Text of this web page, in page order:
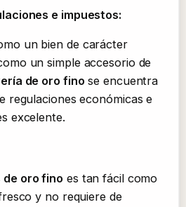
e impuestos:
un bien de carácter
un simple accesorio de
de oro fino se encuentra
regulaciones económicas e
excelente.
de oro fino es tan fácil como
y no requiere de